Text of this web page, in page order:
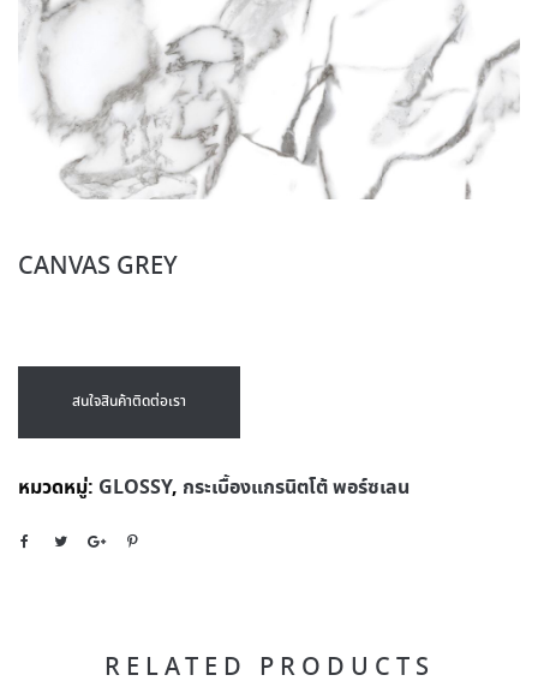
CANVAS GREY
สนใจสินค้าติดต่อเรา
หมวดหมู่: GLOSSY, กระเบื้องแกรนิตโต้ พอร์ซเลน
RELATED PRODUCTS